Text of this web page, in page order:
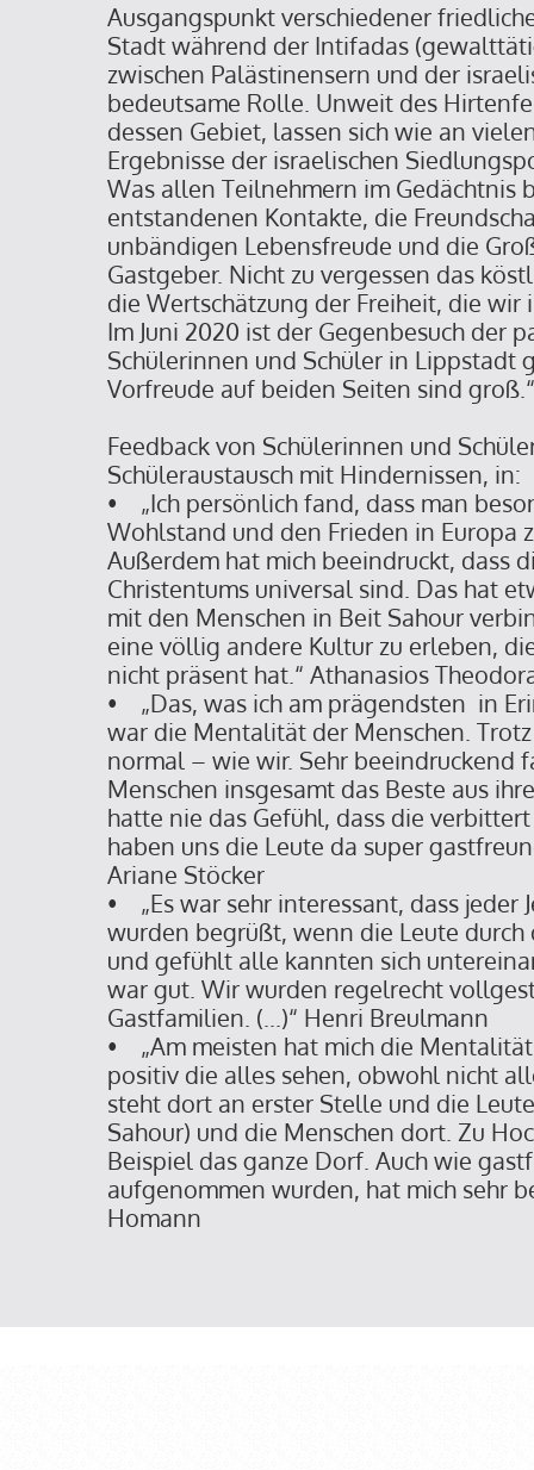
Ausgangspunkt verschiedener
Stadt während der Intifadas
zwischen Palästinensern und der
bedeutsame Rolle. Unweit des
dessen Gebiet, lassen sich wie an
Ergebnisse der israelischen
Was allen Teilnehmern im Gedächtnis
entstandenen Kontakte, die
unbändigen Lebensfreude und die
Gastgeber. Nicht zu vergessen das
die Wertschätzung der Freiheit, die wir
Im Juni 2020 ist der Gegenbesuch der
Schülerinnen und Schüler in Lippstadt
Vorfreude auf beiden Seiten sind
Feedback von Schülerinnen und
Schüleraustausch mit Hindernissen, in:
• „Ich persönlich fand, dass man
Wohlstand und den Frieden in Europa
Außerdem hat mich beeindruckt, dass
Christentums universal sind. Das hat
mit den Menschen in Beit Sahour
eine völlig andere Kultur zu erleben,
nicht präsent hat.“ Athanasios
• „Das, was ich am prägendsten in
war die Mentalität der Menschen.
normal – wie wir. Sehr beeindruckend
Menschen insgesamt das Beste aus
hatte nie das Gefühl, dass die
haben uns die Leute da super
Ariane Stöcker
• „Es war sehr interessant, dass jeder
wurden begrüßt, wenn die Leute
und gefühlt alle kannten sich
war gut. Wir wurden regelrecht
Gastfamilien. (...)“ Henri Breulmann
• „Am meisten hat mich die
positiv die alles sehen, obwohl nicht
steht dort an erster Stelle und die
Sahour) und die Menschen dort. Zu
Beispiel das ganze Dorf. Auch wie
aufgenommen wurden, hat mich sehr
Homann